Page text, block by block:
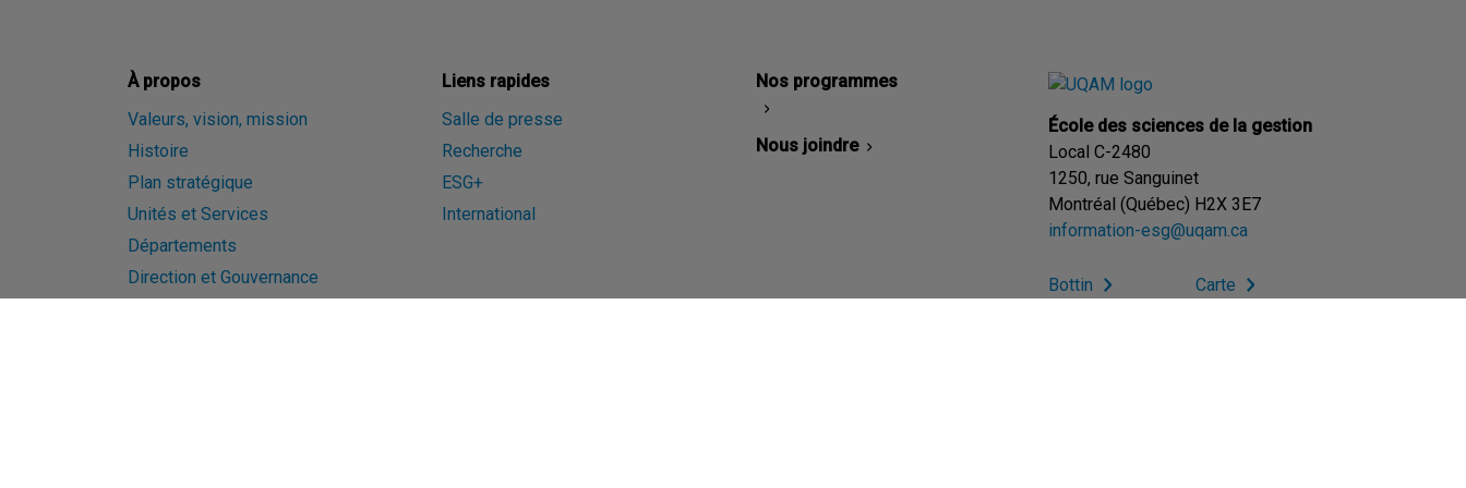
À propos
Valeurs, vision, mission
Histoire
Plan stratégique
Unités et Services
Départements
Direction et Gouvernance
Liens rapides
Salle de presse
Recherche
ESG+
International
Nos programmes
Nous joindre
École des sciences de la gestion
Local C-2480
1250, rue Sanguinet
Montréal (Québec) H2X 3E7
information-esg@uqam.ca
Bottin Carte